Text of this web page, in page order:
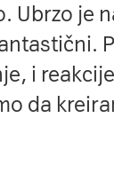
Ubrzo je
i
da